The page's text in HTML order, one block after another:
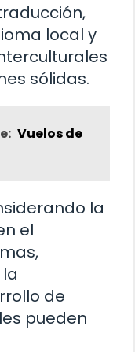
local y
sólidas.
Vuelos de
la
el
de
pueden